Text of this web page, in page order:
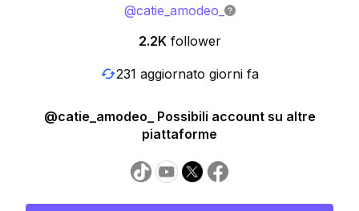
@catie_amodeo_
2.2K follower
231 aggiornato giorni fa
@catie_amodeo_ Possibili account su altre
piattaforme